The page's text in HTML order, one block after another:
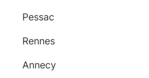
Pessac
Rennes
Annecy